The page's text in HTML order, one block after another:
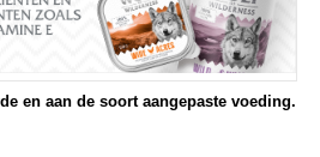
en aan de soort aangepaste voeding.